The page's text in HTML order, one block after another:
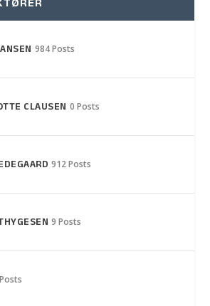
984 Posts
CLAUSEN 0 Posts
912 Posts
9 Posts